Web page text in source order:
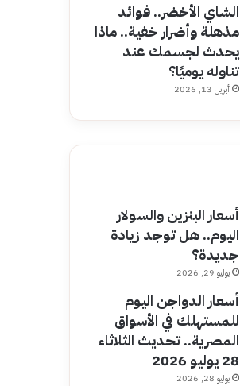
الشاي الأخضر.. فوائد
مذهلة وأضرار خفية.. ماذا
يحدث لجسمك عند
تناوله يوميًا؟
أبريل 13, 2026
أسعار البنزين والسولار
اليوم.. هل توجد زيادة
جديدة؟
يوليو 29, 2026
أسعار الدواجن اليوم
للمستهلك في الأسواق
المصرية.. تحديث الثلاثاء
28 يوليو 2026
يوليو 28, 2026